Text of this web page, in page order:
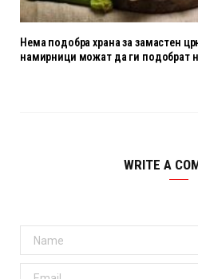
Нема подобра храна за замастен
намирници можат да ги подобрат
WRITE A